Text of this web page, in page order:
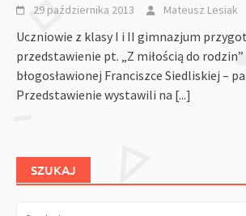
29 października 2013 Mateusz Lesiak
Uczniowie z klasy I i II gimnazjum
przedstawienie pt. „Z miłością do rodzin”
błogosławionej Franciszce Siedliskiej –
Przedstawienie wystawili na [...]
SZUKAJ